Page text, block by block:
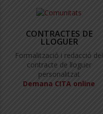
CONTRACTES DE
LLOGUER
Formalització i redacció del
contracte de lloguer
personalitzat
Demana CITA online